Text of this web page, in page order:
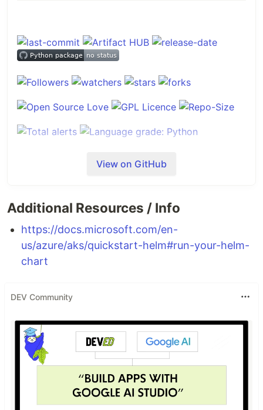
Message
好用记得收藏(右上角 加星★Star
微信消息推送脚本
Pipeline，自行创建仓库使用工作流，CronTab/Python
后台定时调度运行，Docker运行
Kubernetes直接运
行，使用Helm包管理在Kubernetes运行，Heroku部署
运行等。
支持在 amd64 、 arm64 、 arm32v7
arm32v6 、 ppc64le 、 s390x 、 i386 、 mips64le
View on GitHub
Additional Resources / Info
https://docs.microsoft.com/en-
us/azure/aks/quickstart-helm#run-your-helm-
chart
DEV Community